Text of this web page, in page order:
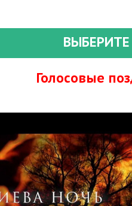
Голосовые